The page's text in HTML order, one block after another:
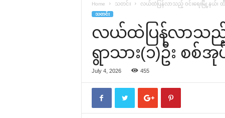
Home သတင်း လယ်ထဲပြန်လာသည့် ဝင်းရေးမြို့နယ်၊
သတင်း
လယ်ထဲပြန်လာသည့်
ရွာသား(၁)ဦး စ
July 4, 2026 455